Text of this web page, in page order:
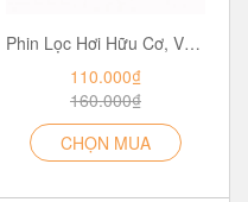
Phin Lọc Hơi Hữu Cơ, Vô Cơ Nồng Độ Thấp 3M™ 3301K-100
110.000₫
160.000₫
CHỌN MUA